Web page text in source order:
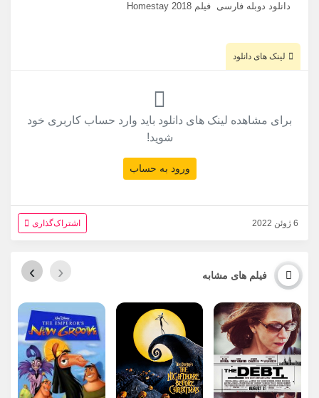
دانلود دوبله فارسی فیلم Homestay 2018
لینک های دانلود
برای مشاهده لینک های دانلود باید وارد حساب کاربری خود
شوید!
ورود به حساب
6 ژوئن 2022 اشتراک‌گذاری
فیلم های مشابه ‹
›